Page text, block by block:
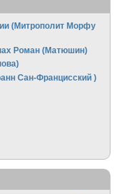
(Митрополит Морфу
Роман (Матюшин)
Сан-Францисский )